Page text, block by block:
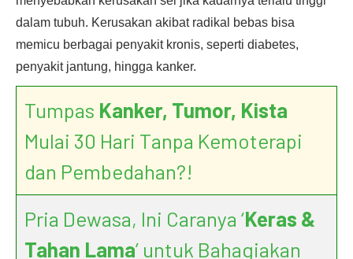
dalam tubuh. Kerusakan akibat radikal bebas bisa
memicu berbagai penyakit kronis, seperti diabetes,
penyakit jantung, hingga kanker.
Tumpas Kanker, Tumor, Kista
Mulai 30 Hari Tanpa Kemoterapi
dan Pembedahan?!
Pria Dewasa, Ini Caranya ‘Keras &
Tahan Lama’ untuk Bahagiakan